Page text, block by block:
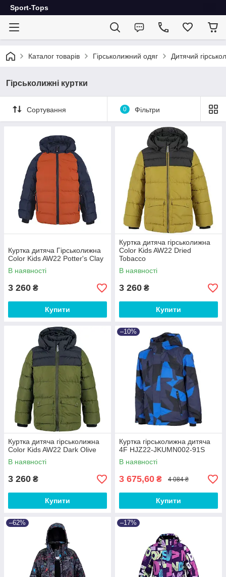
Sport-Tops
Каталог товарів Гірськолижний одяг Дитячий
Гірськолижні куртки
Сортування 0 Фільтри
Куртка дитяча Гірськолижна
Color Kids AW22 Potter's Clay
В наявності
3 260 ₴
Купити
Куртка дитяча гірськолижна
Color Kids AW22 Dried
Tobacco
В наявності
3 260 ₴
Купити
Куртка дитяча гірськолижна
Color Kids AW22 Dark Olive
В наявності
3 260 ₴
Купити
–10%
Куртка гірськолижна дитяча
4F HJZ22-JKUMN002-91S
В наявності
3 675,60 ₴ 4 084 ₴
Купити
–62% –17%